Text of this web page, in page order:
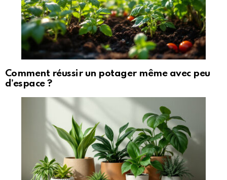
Comment réussir un potager même avec peu
d’espace ?